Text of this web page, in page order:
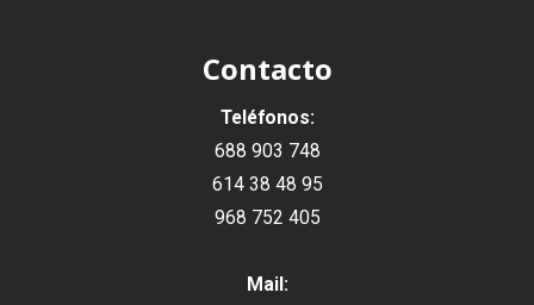
Contacto
Teléfonos:
688 903 748
614 38 48 95
968 752 405
Mail: